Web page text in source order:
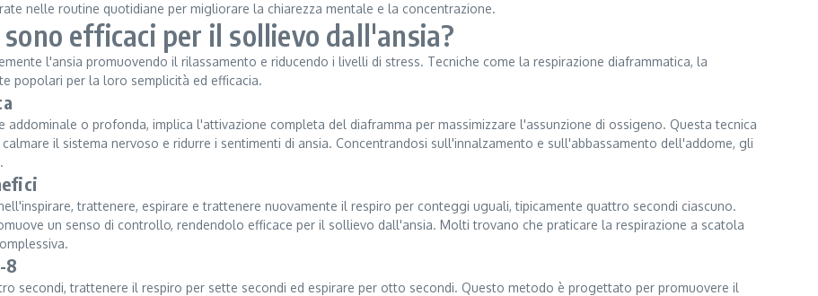
nelle routine quotidiane per migliorare la chiarezza mentale e la concentrazione.
efficaci per il sollievo dall'ansia?
l'ansia promuovendo il rilassamento e riducendo i livelli di stress. Tecniche come la respirazione diaframmatica, la
popolari per la loro semplicità ed efficacia.
addominale o profonda, implica l'attivazione completa del diaframma per massimizzare l'assunzione di ossigeno. Questa tecnica
il sistema nervoso e ridurre i sentimenti di ansia. Concentrandosi sull'innalzamento e sull'abbassamento dell'addome, gli
trattenere, espirare e trattenere nuovamente il respiro per conteggi uguali, tipicamente quattro secondi ciascuno.
un senso di controllo, rendendolo efficace per il sollievo dall'ansia. Molti trovano che praticare la respirazione a scatola
8
secondi, trattenere il respiro per sette secondi ed espirare per otto secondi. Questo metodo è progettato per promuovere il